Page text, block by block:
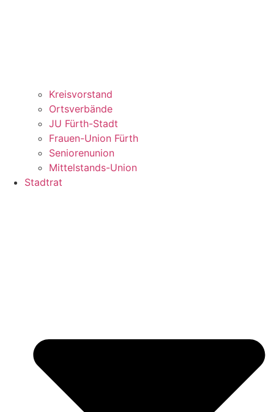
Kreisvorstand
Ortsverbände
JU Fürth-Stadt
Frauen-Union Fürth
Seniorenunion
Mittelstands-Union
Stadtrat